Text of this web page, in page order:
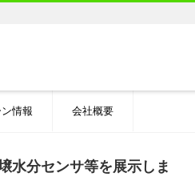
情報 会社概要
水分センサ等を展示しま